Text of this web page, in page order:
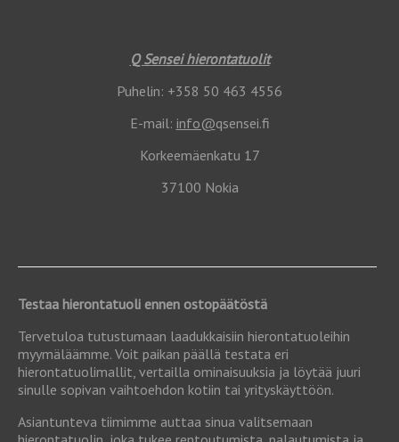
Q Sensei hierontatuolit
Puhelin: +358 50 463 4556
E-mail: info@qsensei.fi
Korkeemäenkatu 17
37100 Nokia
Testaa hierontatuoli ennen ostopäätöstä
Tervetuloa tutustumaan laadukkaisiin hierontatuoleihin
myymäläämme. Voit paikan päällä testata eri
hierontatuolimallit, vertailla ominaisuuksia ja löytää juuri
sinulle sopivan vaihtoehdon kotiin tai yrityskäyttöön.
Asiantunteva tiimimme auttaa sinua valitsemaan